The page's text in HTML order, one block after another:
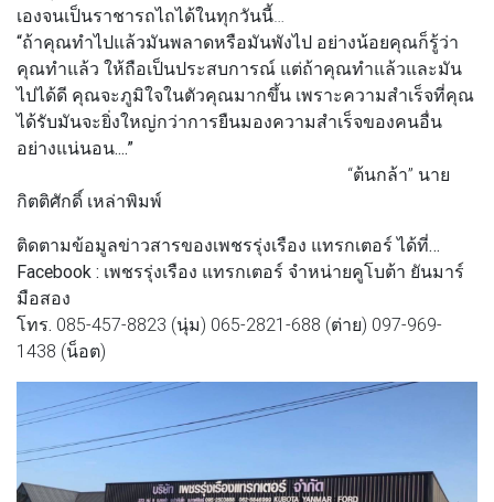
เองจนเป็นราชารถไถได้ในทุกวันนี้…
“ถ้าคุณทำไปแล้วมันพลาดหรือมันพังไป อย่างน้อยคุณก็รู้ว่า
คุณทำแล้ว ให้ถือเป็นประสบการณ์ แต่ถ้าคุณทำแล้วและมัน
ไปได้ดี คุณจะภูมิใจในตัวคุณมากขึ้น เพราะความสำเร็จที่คุณ
ได้รับมันจะยิ่งใหญ่กว่าการยืนมองความสำเร็จของคนอื่น
อย่างแน่นอน....”
“ต้นกล้า” นาย
กิตติศักดิ์ เหล่าพิมพ์
ติดตามข้อมูลข่าวสารของเพชรรุ่งเรือง แทรกเตอร์ ได้ที่…
Facebook : เพชรรุ่งเรือง แทรกเตอร์ จำหน่ายคูโบต้า ยันมาร์
มือสอง
โทร. 085-457-8823 (นุ่ม) 065-2821-688 (ต่าย) 097-969-
1438 (น็อต)